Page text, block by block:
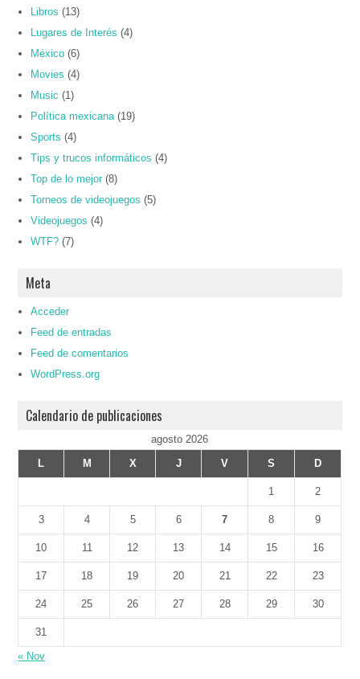
Libros (13)
Lugares de Interés (4)
México (6)
Movies (4)
Music (1)
Política mexicana (19)
Sports (4)
Tips y trucos informáticos (4)
Top de lo mejor (8)
Torneos de videojuegos (5)
Videojuegos (4)
WTF? (7)
Meta
Acceder
Feed de entradas
Feed de comentarios
WordPress.org
Calendario de publicaciones
agosto 2026
L
M X J V S D
1 2
3 4 5 6 7 8 9
10 11 12 13 14 15 16
17 18 19 20 21 22 23
24 25 26 27 28 29 30
31
« Nov